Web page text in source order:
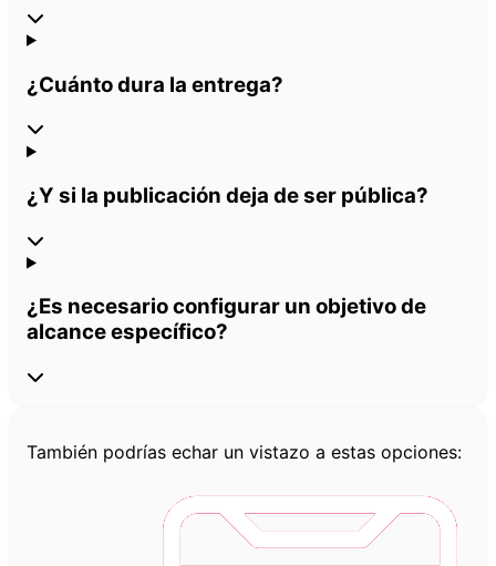
¿Cuánto dura la entrega?
¿Y si la publicación deja de ser pública?
¿Es necesario configurar un objetivo de
alcance específico?
También podrías echar un vistazo a estas opciones: